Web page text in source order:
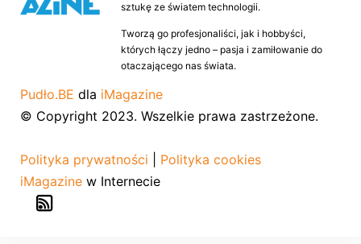
sztukę ze światem technologii.
Tworzą go profesjonaliści, jak i hobbyści,
których łączy jedno – pasja i zamiłowanie do
otaczającego nas świata.
Pudło.BE dla iMagazine
© Copyright 2023. Wszelkie prawa zastrzeżone.
Polityka prywatności
Polityka cookies
iMagazine w Internecie